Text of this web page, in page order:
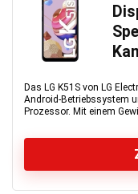
Das LG K51S von LG
Android-Betriebssystem
Prozessor. Mit einem